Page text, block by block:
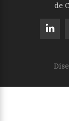
de